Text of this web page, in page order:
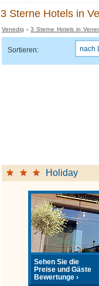
3 Sterne Hotels in
Venedig ›3 Sterne Hotels in
Sortieren: nach
Holiday
Sehen Sie die
Preise und Gäste
Bewertunge ›